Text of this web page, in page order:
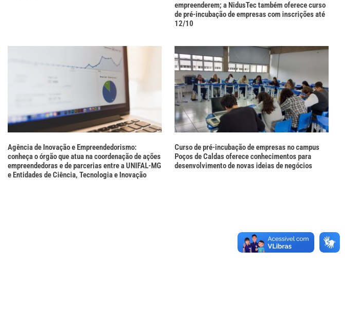
empreenderem; a NidusTec também oferece curso
de pré-incubação de empresas com inscrições até
12/10
Agência de Inovação e Empreendedorismo:
conheça o órgão que atua na coordenação de ações
empreendedoras e de parcerias entre a UNIFAL-MG
e Entidades de Ciência, Tecnologia e Inovação
Curso de pré-incubação de empresas no campus
Poços de Caldas oferece conhecimentos para
desenvolvimento de novas ideias de negócios